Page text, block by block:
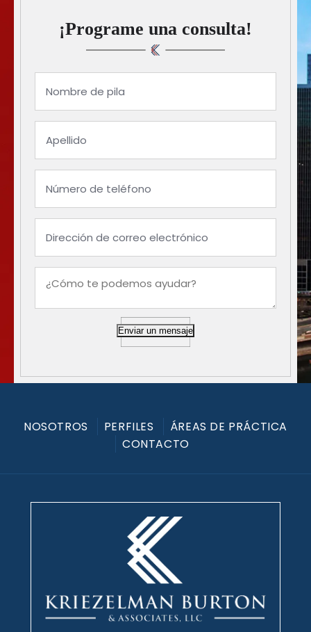
¡Programe una consulta!
Enviar un mensaje
NOSOTROS PERFILES
ÁREAS DE PRÁCTICA
CONTACTO